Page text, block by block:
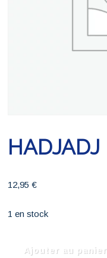
HADJADJ
12,95€
1 en stock
Ajouter au panier